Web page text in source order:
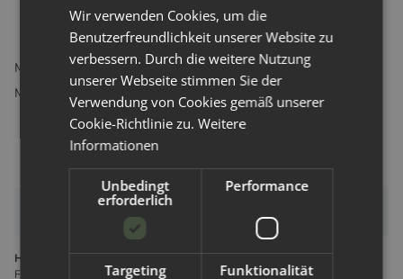
Material
: 100% recyceltes Polyester mit einer Membran aus PUL
Maße
Hersteller gemäß GPSR
Forx GmbH Gewerbering 14 8112 Wilkau-Haßlau Deutschland
Wir verwenden Cookies, um die
Benutzerfreundlichkeit unserer Website zu
verbessern. Durch die weitere Nutzung
unserer Webseite stimmen Sie der
Verwendung von Cookies gemäß unserer
Cookie-Richtlinie zu.Weitere
Informationen
Unbedingt
erforderlich
Performance
Targeting Funktionalität